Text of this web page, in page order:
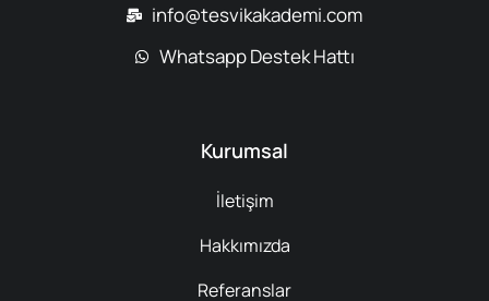
info@tesvikakademi.com
Whatsapp Destek Hattı
Kurumsal
İletişim
Hakkımızda
Referanslar